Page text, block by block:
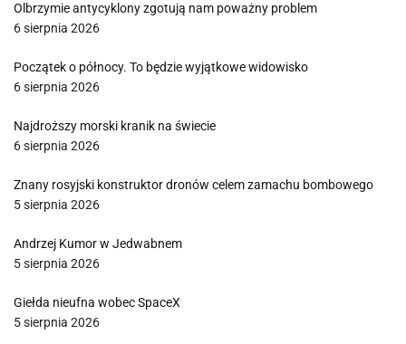
Olbrzymie antycyklony zgotują nam poważny problem
6 sierpnia 2026
Początek o północy. To będzie wyjątkowe widowisko
6 sierpnia 2026
Najdroższy morski kranik na świecie
6 sierpnia 2026
Znany rosyjski konstruktor dronów celem zamachu bombowego
5 sierpnia 2026
Andrzej Kumor w Jedwabnem
5 sierpnia 2026
Giełda nieufna wobec SpaceX
5 sierpnia 2026